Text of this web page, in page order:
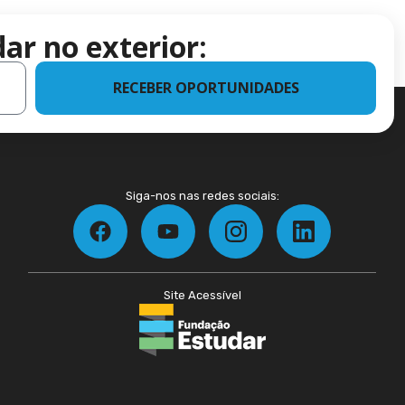
no exterior:
RECEBER OPORTUNIDADES
Siga-nos nas redes sociais:
Site Acessível